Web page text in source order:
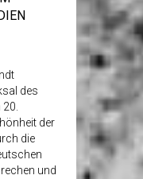
des
der
die
und